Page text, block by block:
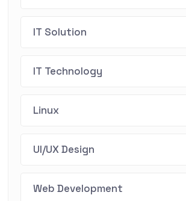
IT Solution
IT Technology
Linux
UI/UX Design
Web Development